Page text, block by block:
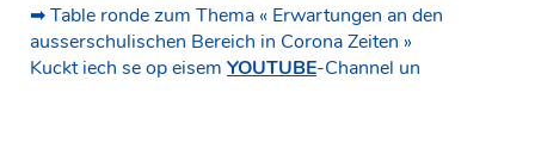
➡ Table ronde zum Thema « Erwartungen an den
ausserschulischen Bereich in Corona Zeiten »
Kuckt iech se op eisem YOUTUBE-Channel un